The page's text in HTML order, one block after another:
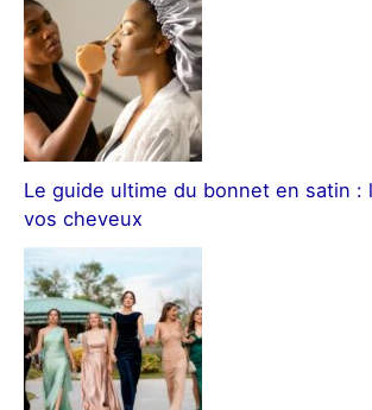
Le guide ultime du bonnet en satin :
vos cheveux